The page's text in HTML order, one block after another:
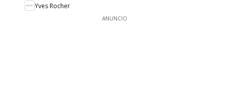
Yves Rocher
ANUNCIO